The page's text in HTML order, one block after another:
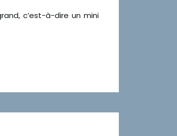
c’est-à-dire un mini